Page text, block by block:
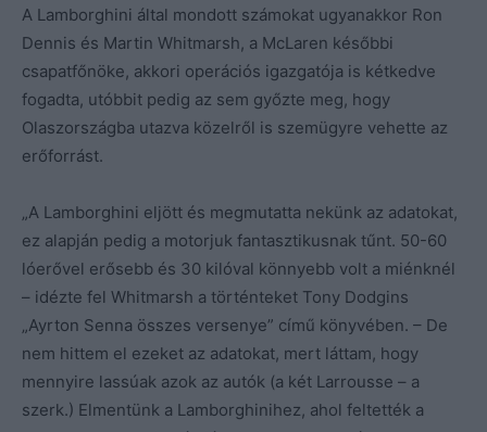
A Lamborghini által mondott számokat ugyanakkor Ron
Dennis és Martin Whitmarsh, a McLaren későbbi
csapatfőnöke, akkori operációs igazgatója is kétkedve
fogadta, utóbbit pedig az sem győzte meg, hogy
Olaszországba utazva közelről is szemügyre vehette az
erőforrást.
„A Lamborghini eljött és megmutatta nekünk az adatokat,
ez alapján pedig a motorjuk fantasztikusnak tűnt. 50-60
lóerővel erősebb és 30 kilóval könnyebb volt a miénknél
– idézte fel Whitmarsh a történteket Tony Dodgins
„Ayrton Senna összes versenye” című könyvében. – De
nem hittem el ezeket az adatokat, mert láttam, hogy
mennyire lassúak azok az autók (a két Larrousse – a
szerk.) Elmentünk a Lamborghinihez, ahol feltették a